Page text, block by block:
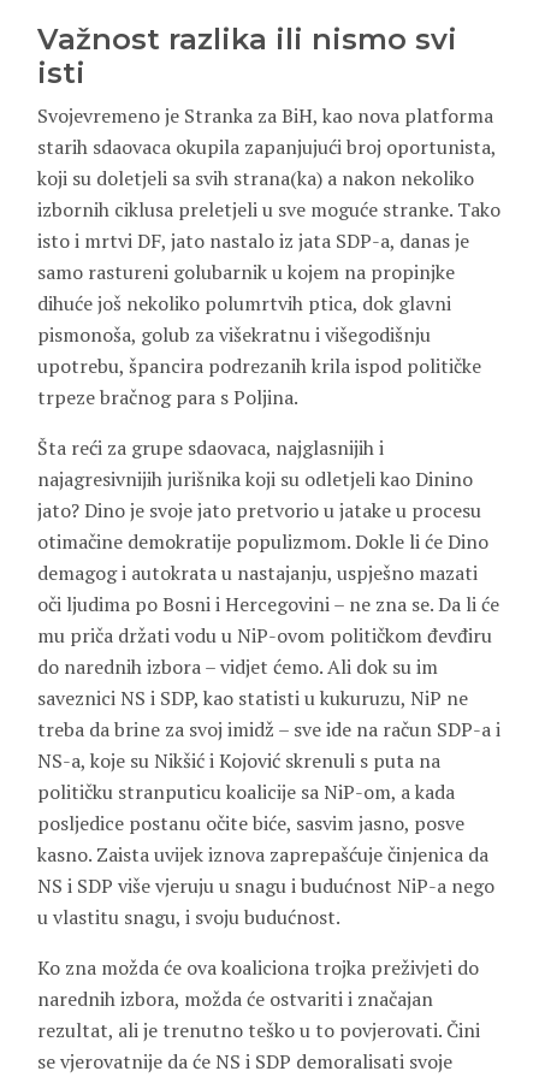
Važnost razlika ili nismo svi
isti
Svojevremeno je Stranka za BiH, kao nova platforma
starih sdaovaca okupila zapanjujući broj oportunista,
koji su doletjeli sa svih strana(ka) a nakon nekoliko
izbornih ciklusa preletjeli u sve moguće stranke. Tako
isto i mrtvi DF, jato nastalo iz jata SDP-a, danas je
samo rastureni golubarnik u kojem na propinjke
dihuće još nekoliko polumrtvih ptica, dok glavni
pismonoša, golub za višekratnu i višegodišnju
upotrebu, špancira podrezanih krila ispod političke
trpeze bračnog para s Poljina.
Šta reći za grupe sdaovaca, najglasnijih i
najagresivnijih jurišnika koji su odletjeli kao Dinino
jato? Dino je svoje jato pretvorio u jatake u procesu
otimačine demokratije populizmom. Dokle li će Dino
demagog i autokrata u nastajanju, uspješno mazati
oči ljudima po Bosni i Hercegovini – ne zna se. Da li će
mu priča držati vodu u NiP-ovom političkom đevđiru
do narednih izbora – vidjet ćemo. Ali dok su im
saveznici NS i SDP, kao statisti u kukuruzu, NiP ne
treba da brine za svoj imidž – sve ide na račun SDP-a i
NS-a, koje su Nikšić i Kojović skrenuli s puta na
političku stranputicu koalicije sa NiP-om, a kada
posljedice postanu očite biće, sasvim jasno, posve
kasno. Zaista uvijek iznova zaprepašćuje činjenica da
NS i SDP više vjeruju u snagu i budućnost NiP-a nego
u vlastitu snagu, i svoju budućnost.
Ko zna možda će ova koaliciona trojka preživjeti do
narednih izbora, možda će ostvariti i značajan
rezultat, ali je trenutno teško u to povjerovati. Čini
se vjerovatnije da će NS i SDP demoralisati svoje